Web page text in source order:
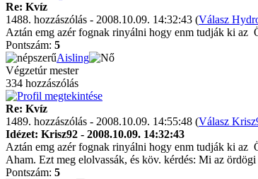
Re: Kvíz
1488. hozzászólás - 2008.10.09. 14:32:43 (Válasz
Aztán emg azér fognak rinyálni hogy enm tudják ki az
Pontszám: 5
Aisling
Végzetúr mester
334 hozzászólás
Re: Kvíz
1489. hozzászólás - 2008.10.09. 14:55:48 (Válasz
Idézet: Krisz92 - 2008.10.09. 14:32:43
Aztán emg azér fognak rinyálni hogy enm tudják ki az
Aham. Ezt meg elolvassák, és köv. kérdés: Mi az
Pontszám: 5